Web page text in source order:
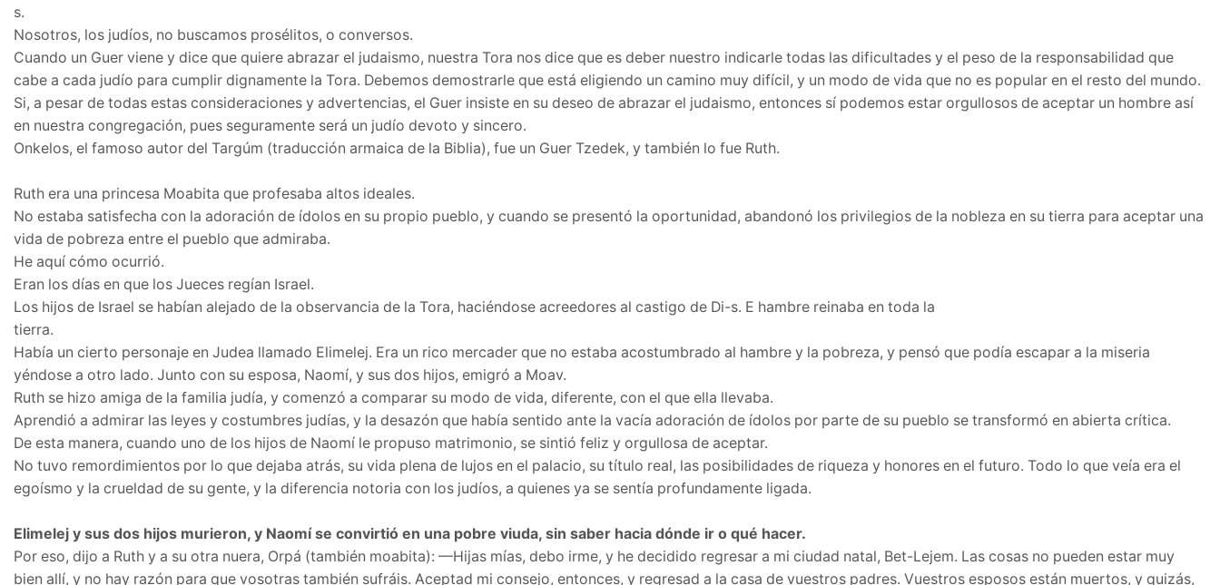
s.
Nosotros, los judíos, no buscamos prosélitos, o conversos.
Cuando un Guer viene y dice que quiere abrazar el judaismo, nuestra Tora nos dice que es deber nuestro indicarle todas las dificultades y el peso de la responsabilidad que
cabe a cada judío para cumplir dignamente la Tora. Debemos demostrarle que está eligiendo un camino muy difícil, y un modo de vida que no es popular en el resto del mundo.
Si, a pesar de todas estas consideraciones y advertencias, el Guer insiste en su deseo de abrazar el judaismo, entonces sí podemos estar orgullosos de aceptar un hombre así
en nuestra congregación, pues seguramente será un judío devoto y sincero.
Onkelos, el famoso autor del Targúm (traducción armaica de la Biblia), fue un Guer Tzedek, y también lo fue Ruth.
Ruth era una princesa Moabita que profesaba altos ideales.
No estaba satisfecha con la adoración de ídolos en su propio pueblo, y cuando se presentó la oportunidad, abandonó los privilegios de la nobleza en su tierra para aceptar una
vida de pobreza entre el pueblo que admiraba.
He aquí cómo ocurrió.
Eran los días en que los Jueces regían Israel.
Los hijos de Israel se habían alejado de la observancia de la Tora, haciéndose acreedores al castigo de Di-s. E hambre reinaba en toda la
tierra.
Había un cierto personaje en Judea llamado Elimelej. Era un rico mercader que no estaba acostumbrado al hambre y la pobreza, y pensó que podía escapar a la miseria
yéndose a otro lado. Junto con su esposa, Naomí, y sus dos hijos, emigró a Moav.
Ruth se hizo amiga de la familia judía, y comenzó a comparar su modo de vida, diferente, con el que ella llevaba.
Aprendió a admirar las leyes y costumbres judías, y la desazón que había sentido ante la vacía adoración de ídolos por parte de su pueblo se transformó en abierta crítica.
De esta manera, cuando uno de los hijos de Naomí le propuso matrimonio, se sintió feliz y orgullosa de aceptar.
No tuvo remordimientos por lo que dejaba atrás, su vida plena de lujos en el palacio, su título real, las posibilidades de riqueza y honores en el futuro. Todo lo que veía era el
egoísmo y la crueldad de su gente, y la diferencia notoria con los judíos, a quienes ya se sentía profundamente ligada.
Elimelej y sus dos hijos murieron, y Naomí se convirtió en una pobre viuda, sin saber hacia dónde ir o qué hacer.
Por eso, dijo a Ruth y a su otra nuera, Orpá (también moabita): —Hijas mías, debo irme, y he decidido regresar a mi ciudad natal, Bet-Lejem. Las cosas no pueden estar muy
bien allí, y no hay razón para que vosotras también sufráis. Aceptad mi consejo, entonces, y regresad a la casa de vuestros padres. Vuestros esposos están muertos, y quizás,